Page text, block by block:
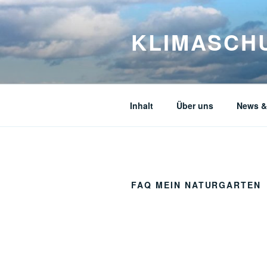
Zum
Inhalt
springen
Inhalt Über uns News
FAQ MEIN NATURGARTEN